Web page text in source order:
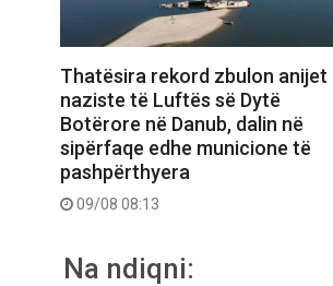
Thatësira rekord zbulon anijet
naziste të Luftës së Dytë
Botërore në Danub, dalin në
sipërfaqe edhe municione të
pashpërthyera
09/08 08:13
Na ndiqni: